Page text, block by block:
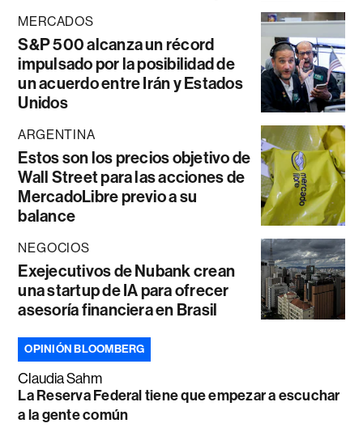
MERCADOS
S&P 500 alcanza un récord
impulsado por la posibilidad de
un acuerdo entre Irán y Estados
Unidos
ARGENTINA
Estos son los precios objetivo de
Wall Street para las acciones de
MercadoLibre previo a su
balance
NEGOCIOS
Exejecutivos de Nubank crean
una startup de IA para ofrecer
asesoría financiera en Brasil
OPINIÓN BLOOMBERG
Claudia Sahm
La Reserva Federal tiene que empezar a escuchar
a la gente común